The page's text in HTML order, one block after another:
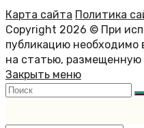
Карта сайта Политика
Copyright 2026 © При
публикацию необходимо
на статью,
Закрыть меню